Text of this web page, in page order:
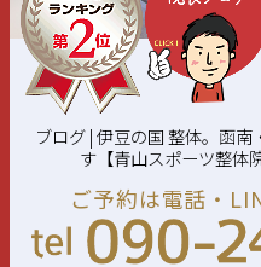
ブログ | 伊豆の国 整体。函
す【青山スポーツ整体
ご予約は電話・